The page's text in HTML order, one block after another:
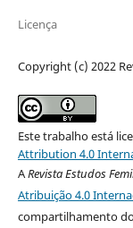
Licença
Copyright (c) 2022
Este trabalho está
Attribution 4.0
ARevista Estudos
Atribuição 4.0
compartilhamento